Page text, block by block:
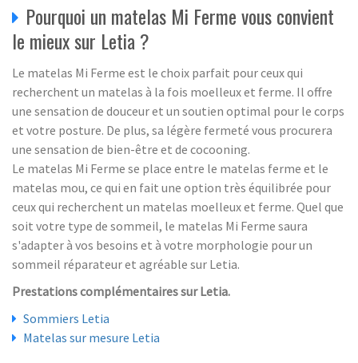
Pourquoi un matelas Mi Ferme vous convient
le mieux sur Letia ?
Le matelas Mi Ferme est le choix parfait pour ceux qui
recherchent un matelas à la fois moelleux et ferme. Il offre
une sensation de douceur et un soutien optimal pour le corps
et votre posture. De plus, sa légère fermeté vous procurera
une sensation de bien-être et de cocooning.
Le matelas Mi Ferme se place entre le matelas ferme et le
matelas mou, ce qui en fait une option très équilibrée pour
ceux qui recherchent un matelas moelleux et ferme. Quel que
soit votre type de sommeil, le matelas Mi Ferme saura
s'adapter à vos besoins et à votre morphologie pour un
sommeil réparateur et agréable sur Letia.
Prestations complémentaires sur Letia.
Sommiers Letia
Matelas sur mesure Letia